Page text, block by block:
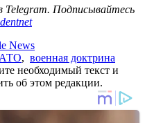
Telegram. Подписывайтесь
News
, военная доктрина
необходимый текст и
об этом редакции.